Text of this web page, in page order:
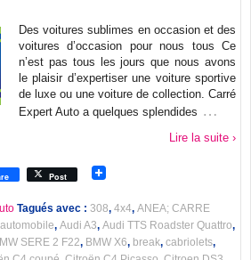
Des voitures sublimes en occasion et des
voitures d’occasion pour nous tous Ce
n’est pas tous les jours que nous avons
le plaisir d’expertiser une voiture sportive
de luxe ou une voiture de collection. Carré
Expert Auto a quelques splendides …
Lire la suite ›
Post
Tagués avec : 308, 4x4, ANEA; CARRE
, Audi A3, Audi TTS Roadster Quattro,
SERE 2 F22, BMW X6, break, cabriolets,